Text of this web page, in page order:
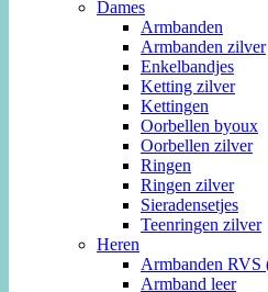
Dames
Armbanden
Armbanden zilver
Enkelbandjes
Ketting zilver
Kettingen
Oorbellen byoux
Oorbellen zilver
Ringen
Ringen zilver
Sieradensetjes
Teenringen zilver
Heren
Armbanden RVS
Armband leer